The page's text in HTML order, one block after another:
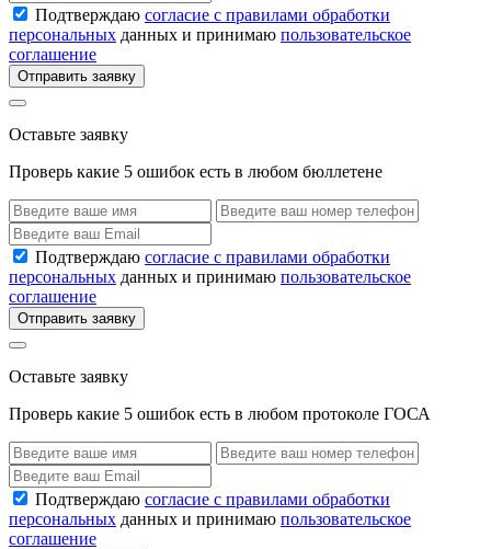
Подтверждаю согласие с правилами обработки
персональных данных и принимаю пользовательское
соглашение
Отправить заявку
Оставьте заявку
Проверь какие 5 ошибок есть в любом бюллетене
Подтверждаю согласие с правилами обработки
персональных данных и принимаю пользовательское
соглашение
Отправить заявку
Оставьте заявку
Проверь какие 5 ошибок есть в любом протоколе ГОСА
Подтверждаю согласие с правилами обработки
персональных данных и принимаю пользовательское
соглашение